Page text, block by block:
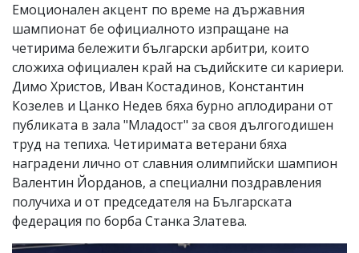
Емоционален акцент по време на държавния
шампионат бе официалното изпращане на
четирима бележити български арбитри, които
сложиха официален край на съдийските си кариери.
Димо Христов, Иван Костадинов, Константин
Козелев и Цанко Недев бяха бурно аплодирани от
публиката в зала "Младост" за своя дългогодишен
труд на тепиха. Четиримата ветерани бяха
наградени лично от славния олимпийски шампион
Валентин Йорданов, а специални поздравления
получиха и от председателя на Българската
федерация по борба Станка Златева.